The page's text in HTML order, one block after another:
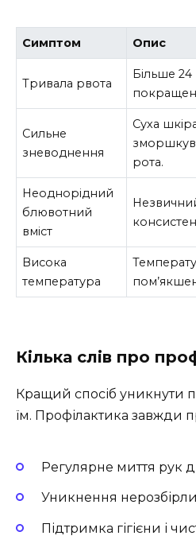
Симптом Опис
Тривала рвота
Більше
Сильне
зневоднення
Суха
рота.
Неоднорідний
блювотний
вміст
Висока
температура
Кілька слів про
Кращий спосіб уникнути
їм. Профілактика завжди
Регулярне миття рук
Уникнення
Підтримка гігієни і